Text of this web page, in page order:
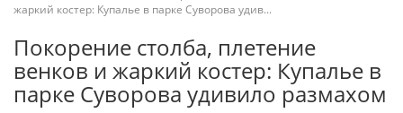
жаркий костер: Купалье в парке Суворова удив...
Покорение столба, плетение
венков и жаркий костер: Купалье в
парке Суворова удивило размахом